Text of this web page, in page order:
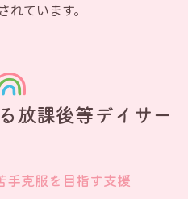
ています。
放課後等デイサー
手克服を目指す支援